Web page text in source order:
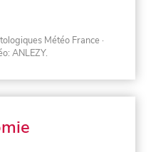
Météo France ·
ANLEZY.